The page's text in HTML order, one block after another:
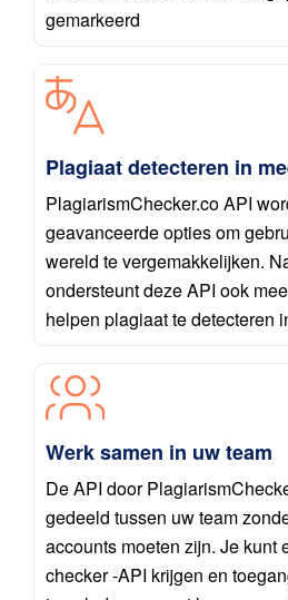
gemarkeerd
Plagiaat detecteren in
PlagiarismChecker.co API
geavanceerde opties om
wereld te vergemakkelijken.
ondersteunt deze API ook
helpen plagiaat te detecteren
Werk samen in uw team
De API door
gedeeld tussen uw team
accounts moeten zijn. Je kunt
checker -API krijgen en